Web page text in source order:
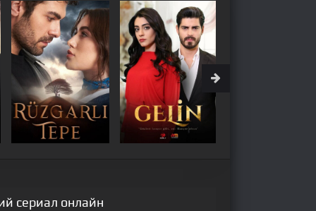
сериал онлайн